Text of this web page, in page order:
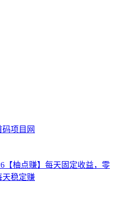
码项目网
【柚点赚】每天固定收益，零
天稳定赚